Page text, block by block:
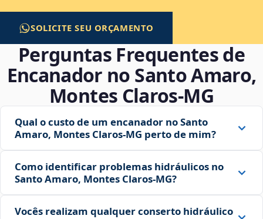
SOLICITE SEU ORÇAMENTO
Perguntas Frequentes de
Encanador no Santo Amaro,
Montes Claros‑MG
Qual o custo de um encanador no Santo
Amaro, Montes Claros‑MG perto de mim?
Como identificar problemas hidráulicos no
Santo Amaro, Montes Claros‑MG?
Vocês realizam qualquer conserto hidráulico